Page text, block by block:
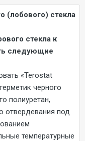
(лобового) стекла
стекла к
следующие
«Terostat
черного
полиуретан,
отвердевания под
температурные